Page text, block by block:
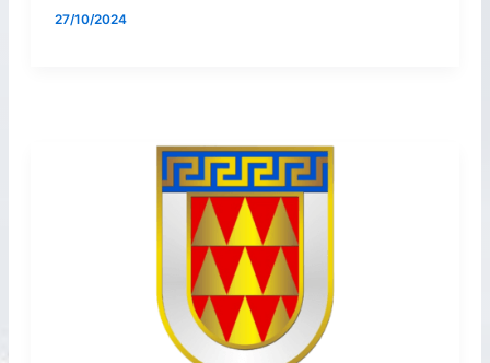
27/10/2024